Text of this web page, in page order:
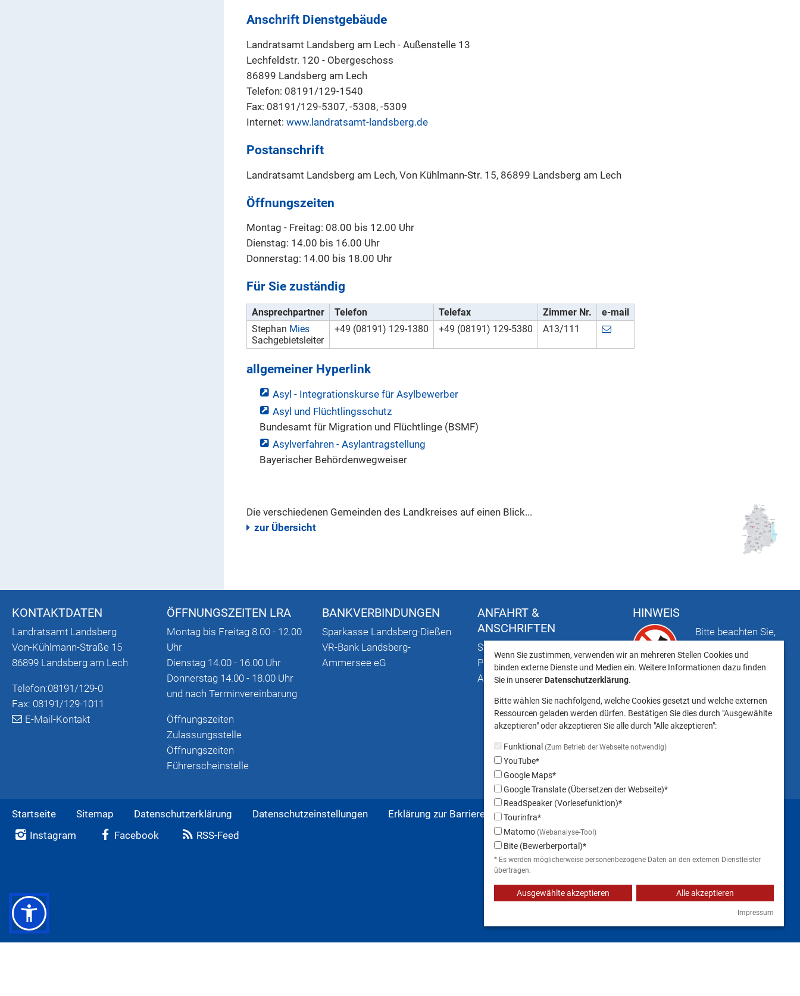
Anschrift Dienstgebäude
Landratsamt Landsberg am Lech - Außenstelle 13
Lechfeldstr. 120 - Obergeschoss
86899 Landsberg am Lech
Telefon: 08191/129-1540
Fax: 08191/129-5307, -5308, -5309
Internet: www.landratsamt-landsberg.de
Postanschrift
Landratsamt Landsberg am Lech, Von Kühlmann-Str. 15, 86899 Landsberg am Lech
Öffnungszeiten
Montag - Freitag: 08.00 bis 12.00 Uhr
Dienstag: 14.00 bis 16.00 Uhr
Donnerstag: 14.00 bis 18.00 Uhr
Für Sie zuständig
Ansprechpartner Telefon Telefax Zimmer Nr.
e-mail
Stephan Mies
Sachgebietsleiter
+49 (08191) 129-1380 +49 (08191) 129-5380 A13/111
allgemeiner Hyperlink
Asyl - Integrationskurse für Asylbewerber
Asyl und Flüchtlingsschutz
Bundesamt für Migration und Flüchtlinge (BSMF)
Asylverfahren - Asylantragstellung
Bayerischer Behördenwegweiser
Die verschiedenen Gemeinden des Landkreises auf einen Blick...
zur Übersicht
KONTAKTDATEN
Landratsamt Landsberg
Von-Kühlmann-Straße 15
86899 Landsberg am Lech
Telefon:08191/129-0
Fax: 08191/129-1011
E-Mail-Kontakt
ÖFFNUNGSZEITEN LRA
Montag bis Freitag 8.00 - 12.00
Uhr
Dienstag 14.00 - 16.00 Uhr
Donnerstag 14.00 - 18.00 Uhr
und nach Terminvereinbarung
Öffnungszeiten
Zulassungsstelle
Öffnungszeiten
Führerscheinstelle
BANKVERBINDUNGEN
Sparkasse Landsberg-Dießen
VR-Bank Landsberg-
Ammersee eG
ANFAHRT &
ANSCHRIFTEN
Stadtplan mit
Parkmöglichkeiten
Anschriften
HINWEIS
Bitte beachten Sie,
von Tieren ins
gestattet ist.
Startseite Sitemap Datenschutzerklärung Datenschutzeinstellungen Erklärung zur Barrierefreiheit
Impressum
Instagram
Facebook RSS-Feed
Wenn Sie zustimmen, verwenden wir an mehreren Stellen Cookies und
binden externe Dienste und Medien ein. Weitere Informationen dazu finden
Sie in unserer Datenschutzerklärung.
Bitte wählen Sie nachfolgend, welche Cookies gesetzt und welche externen
Ressourcen geladen werden dürfen. Bestätigen Sie dies durch "Ausgewählte
akzeptieren" oder akzeptieren Sie alle durch "Alle akzeptieren":
Funktional (Zum Betrieb der Webseite notwendig)
YouTube*
Google Maps*
Google Translate (Übersetzen der Webseite)*
ReadSpeaker (Vorlesefunktion)*
Tourinfra*
Matomo (Webanalyse-Tool)
Bite (Bewerberportal)*
* Es werden möglicherweise personenbezogene Daten an den externen Dienstleister
übertragen.
Ausgewählte akzeptieren Alle akzeptieren
Impressum